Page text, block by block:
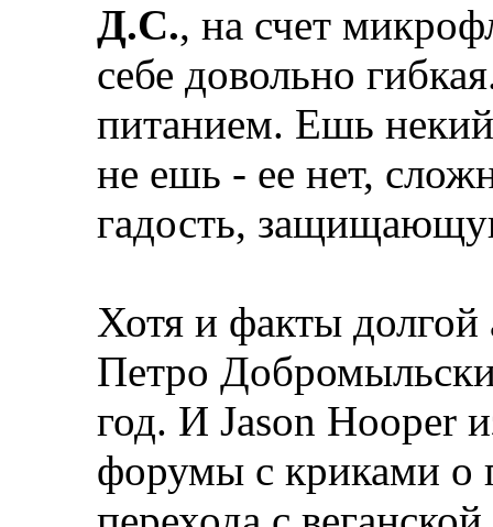
Д.С., на счет
себе довольно
питанием. Ешь некий
не ешь - ее нет,
гадость,
Хотя и факты
Петро
год. И Jason Hooper
форумы с криками о